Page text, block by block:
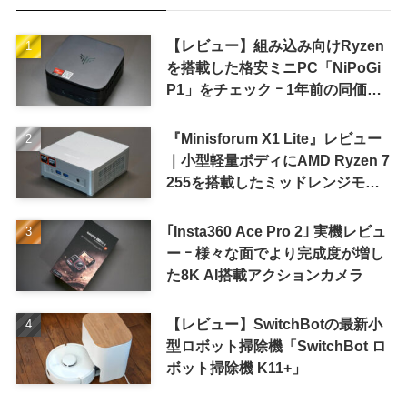
【レビュー】組み込み向けRyzen
を搭載した格安ミニPC「NiPoGi
P1」をチェック ｰ 1年前の同価格
『Minisforum X1 Lite』レビュー
｜小型軽量ボディにAMD Ryzen 7
255を搭載したミッドレンジモデ
｢Insta360 Ace Pro 2｣ 実機レビュ
ー ｰ 様々な面でより完成度が増し
た8K AI搭載アクションカメラ
【レビュー】SwitchBotの最新小
型ロボット掃除機「SwitchBot ロ
ボット掃除機 K11+」